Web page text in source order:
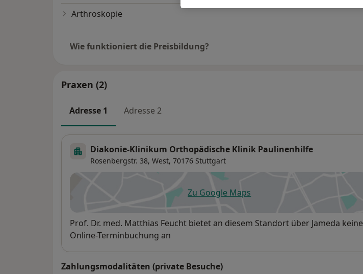
Arthroskopie
Wie funktioniert die Preisbildung?
Praxen (2)
Adresse 1 Adresse 2
Diakonie-Klinikum Orthopädische Klinik Paulinenhilfe
Rosenbergstr. 38, West, 70176 Stuttgart
Zu Google Mapsöffnet in einer neuen Registerkarte
Verfügbarkeit
Prof. Dr. med. Matthias Feucht bietet an diesem Standort über Jameda keine
Online-Terminbuchung an
Zahlungsmodalitäten (private Besuche)